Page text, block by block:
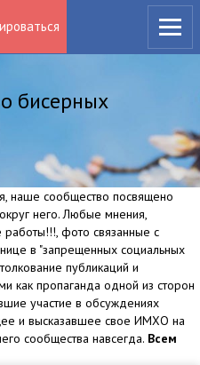
бисерных
наше сообщество посвящено
него. Любые мнения,
работы!!!, фото связанные с
в "запрещенных социальных
публикаций и
как пропаганда одной из сторон
участие в обсуждениях
и высказавшее свое ИМХО на
сообщества навсегда. Всем